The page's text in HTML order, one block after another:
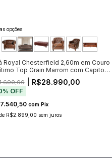
opções:
Royal Chesterfield 2,60m em Couro
Top Grain Marrom com Capitonê
Venda - Envio a Partir de 20/11)
| R$28.990,00
% OFF
com Pix
R$2.899,00 sem juros